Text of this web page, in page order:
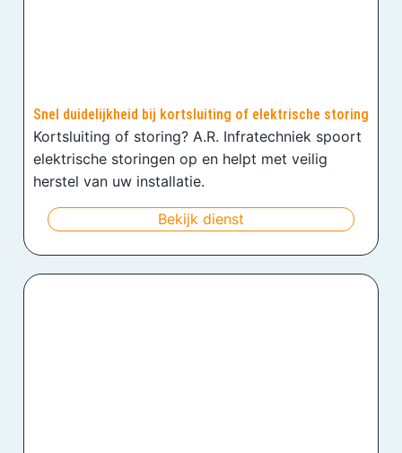
Snel duidelijkheid bij kortsluiting of elektrische storing
Kortsluiting of storing? A.R. Infratechniek spoort
elektrische storingen op en helpt met veilig
herstel van uw installatie.
Bekijk dienst